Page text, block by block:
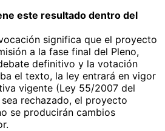
este resultado dentro del
significa que el proyecto
a la fase final del Pleno,
definitivo y la votación
el texto, la ley entrará en vigor
vigente (Ley 55/2007 del
rechazado, el proyecto
se producirán cambios